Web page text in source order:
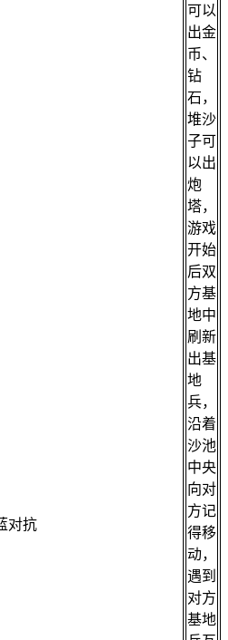
对抗
可以
出金
币、
钻
石，
堆沙
子可
以出
炮
塔，
游戏
开始
后双
方基
地中
刷新
出基
地
兵，
沿着
沙池
中央
向对
方记
得移
动，
遇到
对方
基地